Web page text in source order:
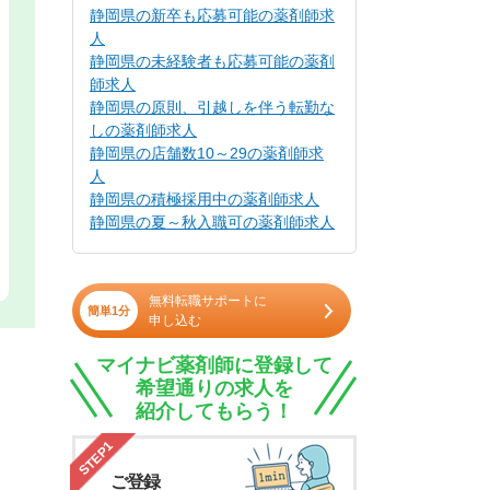
静岡県の新卒も応募可能の薬剤師求
人
静岡県の未経験者も応募可能の薬剤
師求人
静岡県の原則、引越しを伴う転勤な
しの薬剤師求人
静岡県の店舗数10～29の薬剤師求
人
静岡県の積極採用中の薬剤師求人
静岡県の夏～秋入職可の薬剤師求人
簡単1分
無料転職サポートに
申し込む
マイナビ薬剤師に登録して
希望通りの求人を
紹介してもらう！
STEP1
ご登録